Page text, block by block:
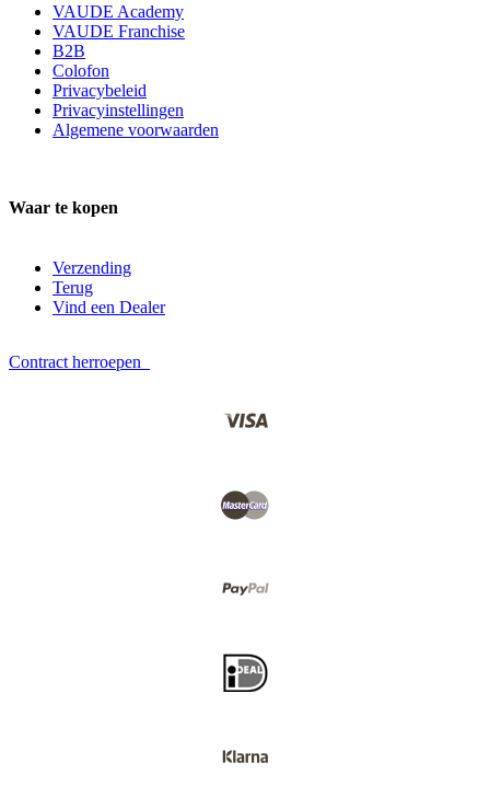
VAUDE Academy
VAUDE Franchise
B2B
Colofon
Privacybeleid
Privacyinstellingen
Algemene voorwaarden
Waar te kopen
Verzending
Terug
Vind een Dealer
Contract herroepen